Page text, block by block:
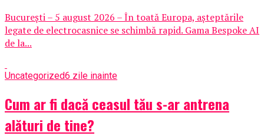
București – 5 august 2026 – În toată Europa, așteptările
legate de electrocasnice se schimbă rapid. Gama Bespoke AI
de la...
Uncategorized6 zile inainte
Cum ar fi dacă ceasul tău s-ar antrena
alături de tine?